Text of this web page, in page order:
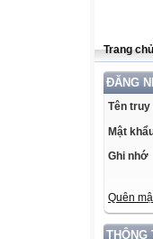
Trang chủ
ĐĂNG
Tên truy
Mật
Ghi nhớ
Quên
THÔNG